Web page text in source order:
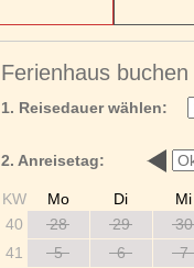
Ferienhaus buchen
1. Reisedauer wählen:
2. Anreisetag:
KW Mo Di Mi
40
28 29 30
41
5 6 7